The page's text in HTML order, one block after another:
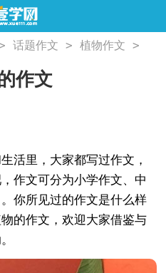
话题作文 > 植物作文 >
作文
里，大家都写过作文，
作文可分为小学作文、中
你所见过的作文是什么样
的作文，欢迎大家借鉴与